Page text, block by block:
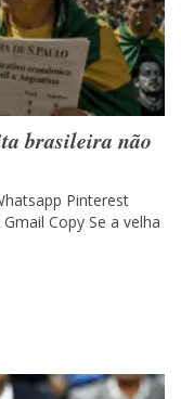
brasileira não
Pinterest
Copy Se a velha